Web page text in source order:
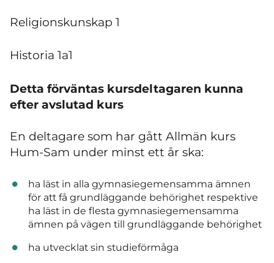
Religionskunskap 1
Historia 1a1
Detta förväntas kursdeltagaren kunna
efter avslutad kurs
En deltagare som har gått Allmän kurs
Hum-Sam under minst ett år ska:
ha läst in alla gymnasiegemensamma ämnen
för att få grundläggande behörighet respektive
ha läst in de flesta gymnasiegemensamma
ämnen på vägen till grundläggande behörighet
ha utvecklat sin studieförmåga